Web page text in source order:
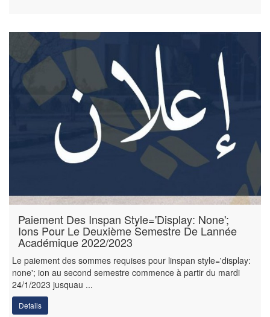
Paiement Des Inspan Style='display: None';
Ions Pour Le Deuxième Semestre De Lannée
Académique 2022/2023
Le paiement des sommes requises pour linspan style='display:
none'; ion au second semestre commence à partir du mardi
24/1/2023 jusquau ...
Details